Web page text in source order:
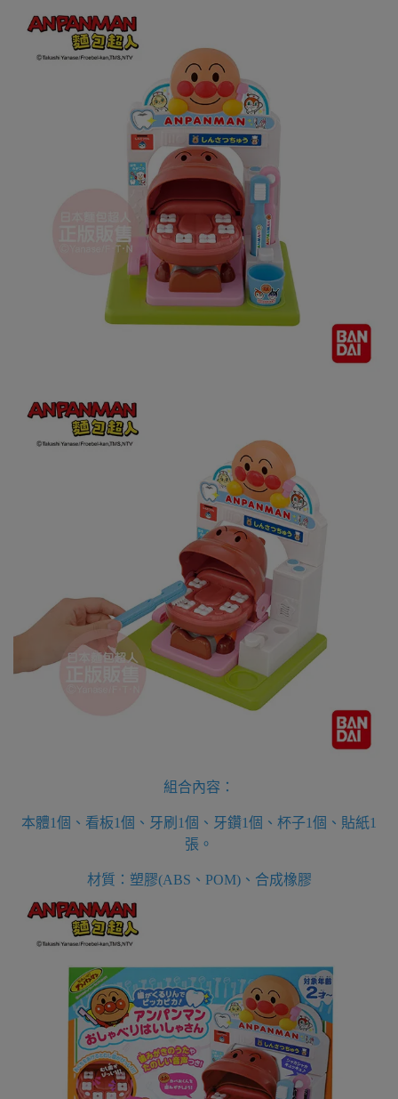
組合內容：
本體1個、看板1個、牙刷1個、牙鑽1個、杯子1個、貼紙1
張。
材質：塑膠(ABS、POM)、合成橡膠